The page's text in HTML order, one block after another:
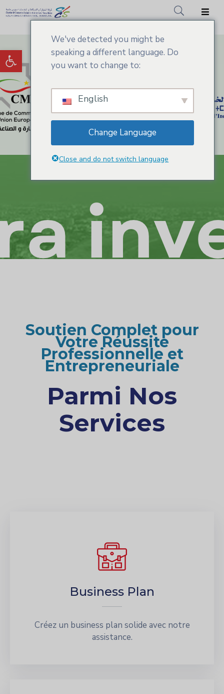
Ouvrir la barre d’outils
CCIS.SM
Actualités
Services
Adhésion
Soutien Complet pour
Votre Réussite
Professionnelle et
Entrepreneuriale
Parmi Nos
Services
Business Plan
Créez un business plan solide avec notre
assistance.
We've detected you might be
speaking a different language. Do
you want to change to:
English
Change Language
Close and do not switch language